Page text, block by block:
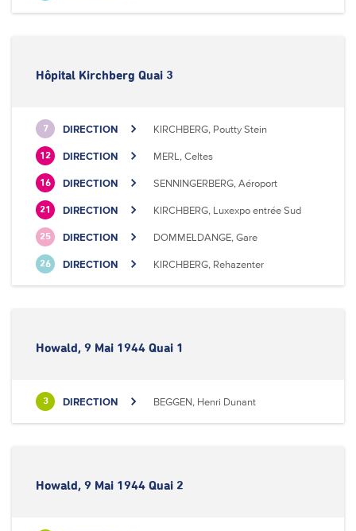
Hôpital Kirchberg Quai 3
7 DIRECTION KIRCHBERG, Poutty Stein
12 DIRECTION MERL, Celtes
16 DIRECTION SENNINGERBERG, Aéroport
21 DIRECTION KIRCHBERG, Luxexpo entrée Sud
25 DIRECTION DOMMELDANGE, Gare
26 DIRECTION KIRCHBERG, Rehazenter
Howald, 9 Mai 1944 Quai 1
3 DIRECTION BEGGEN, Henri Dunant
Howald, 9 Mai 1944 Quai 2